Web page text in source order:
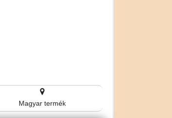
Magyar termék